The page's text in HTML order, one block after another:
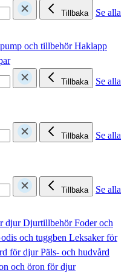
Tillbaka
Se alla
och tillbehörHaklapp
Tillbaka
Se alla
Tillbaka
Se alla
Tillbaka
Se alla
djurDjurtillbehörFoder och
och tuggben Leksaker för
för djurPäls- och hudvård
och öron för djur